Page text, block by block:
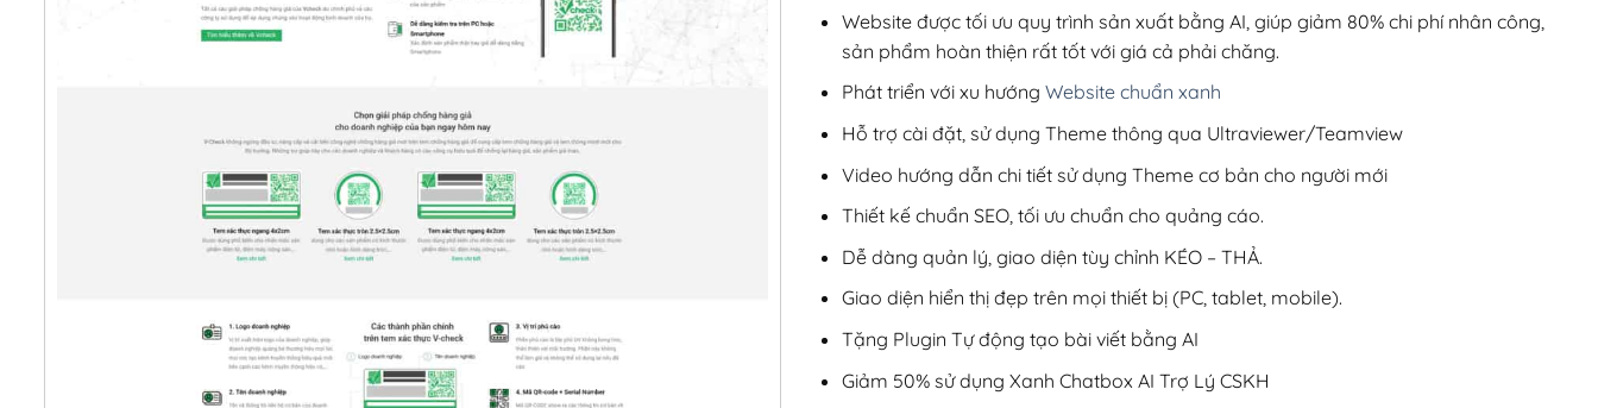
200,000₫.
Website được tối ưu quy trình sản xuất bằng AI, giúp giảm 80% chi phí nhân công,
sản phẩm hoàn thiện rất tốt với giá cả phải chăng.
Phát triển với xu hướng Website chuẩn xanh
Hỗ trợ cài đặt, sử dụng Theme thông qua Ultraviewer/Teamview
Video hướng dẫn chi tiết sử dụng Theme cơ bản cho người mới
Thiết kế chuẩn SEO, tối ưu chuẩn cho quảng cáo.
Dễ dàng quản lý, giao diện tùy chỉnh KÉO – THẢ.
Giao diện hiển thị đẹp trên mọi thiết bị (PC, tablet, mobile).
Tặng Plugin Tự động tạo bài viết bằng AI
Giảm 50% sử dụng Xanh Chatbox AI Trợ Lý CSKH